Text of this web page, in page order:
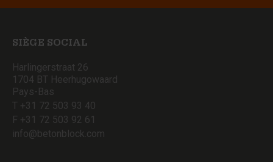
SIÈGE SOCIAL
Harlingerstraat 26
1704 BT Heerhugowaard
Pays-Bas
T +31 72 503 93 40
F +31 72 503 92 61
info@betonblock.com